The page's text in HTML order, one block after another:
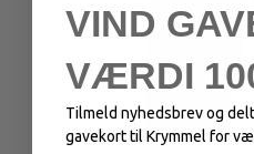
VIND
VÆRDI
Tilmeld nyhedsbrev og
gavekort til Krymmel for